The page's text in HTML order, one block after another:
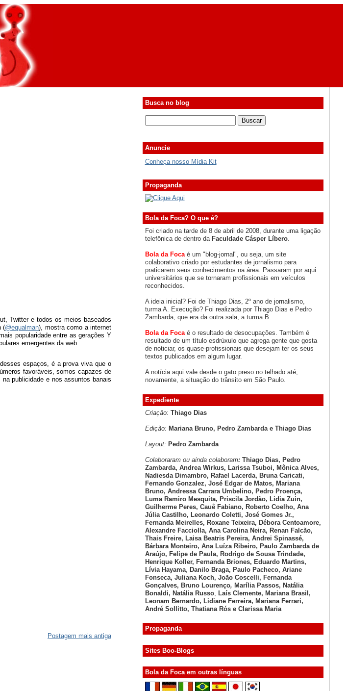
Twitter e todos os meios baseados
(@equalman), mostra como a internet
popularidade entre as gerações Y
emergentes da web.
espaços, é a prova viva que o
favoráveis, somos capazes de
publicidade e nos assuntos banais
Postagem mais antiga
Busca no blog
Anuncie
Conheça nosso Mídia Kit
Propaganda
Bola da Foca? O que é?
Foi criado na tarde de 8 de abril de 2008, durante uma ligação
telefônica de dentro da Faculdade Cásper Líbero.
Bola da Foca é um "blog-jornal", ou seja, um site
colaborativo criado por estudantes de jornalismo para
praticarem seus conhecimentos na área. Passaram por aqui
universitários que se tornaram profissionais em veículos
reconhecidos.
A ideia inicial? Foi de Thiago Dias, 2º ano de jornalismo,
turma A. Execução? Foi realizada por Thiago Dias e Pedro
Zambarda, que era da outra sala, a turma B.
Bola da Focaé o resultado de desocupações. Também é
resultado de um título esdrúxulo que agrega gente que gosta
de noticiar, os quase-profissionais que desejam ter os seus
textos publicados em algum lugar.
A notícia aqui vale desde o gato preso no telhado até,
novamente, a situação do trânsito em São Paulo.
Expediente
Criação: Thiago Dias
Edição: Mariana Bruno, Pedro Zambarda e Thiago Dias
Layout: Pedro Zambarda
Colaboraram ou ainda colaboram: Thiago Dias, Pedro
Zambarda, Andrea Wirkus, Larissa Tsuboi, Mônica Alves,
Nadiesda Dimambro, Rafael Lacerda, Bruna Caricati,
Fernando Gonzalez, José Edgar de Matos, Mariana
Bruno, Andressa Carrara Umbelino, Pedro Proença,
Luma Ramiro Mesquita, Priscila Jordão, Lidia Zuin,
Guilherme Peres, Cauê Fabiano, Roberto Coelho, Ana
Júlia Castilho, Leonardo Coletti, José Gomes Jr.,
Fernanda Meirelles, Roxane Teixeira, Débora Centoamore,
Alexandre Facciolla, Ana Carolina Neira, Renan Falcão,
Thais Freire, Laisa Beatris Pereira, Andrei Spinassé,
Bárbara Monteiro, Ana Luíza Ribeiro, Paulo Zambarda de
Araújo, Felipe de Paula, Rodrigo de Sousa Trindade,
Henrique Koller, Fernanda Briones, Eduardo Martins,
Lívia Hayama, Danilo Braga, Paulo Pacheco, Ariane
Fonseca, Juliana Koch, João Coscelli, Fernanda
Gonçalves, Bruno Lourenço, Marília Passos, Natália
Bonaldi, Natália Russo, Laís Clemente, Mariana Brasil,
Leonam Bernardo, Lidiane Ferreira, Mariana Ferrari,
André Sollitto, Thatiana Rós e Clarissa Maria
Propaganda
Sites Boo-Blogs
Bola da Foca em outras línguas